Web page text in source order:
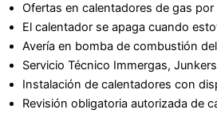
Ofertas en calentadores de gas
El calentador se apaga cuando
Avería en bomba de combustión
Servicio Técnico Immergas,
Instalación de calentadores con
Revisión obligatoria autorizada de